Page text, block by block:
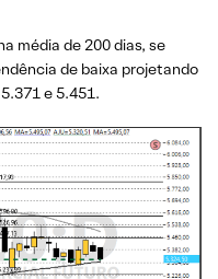
média de 200 dias, se
de baixa projetando
e 5.451.